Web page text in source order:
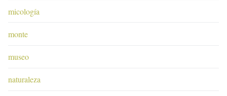
micología
monte
museo
naturaleza